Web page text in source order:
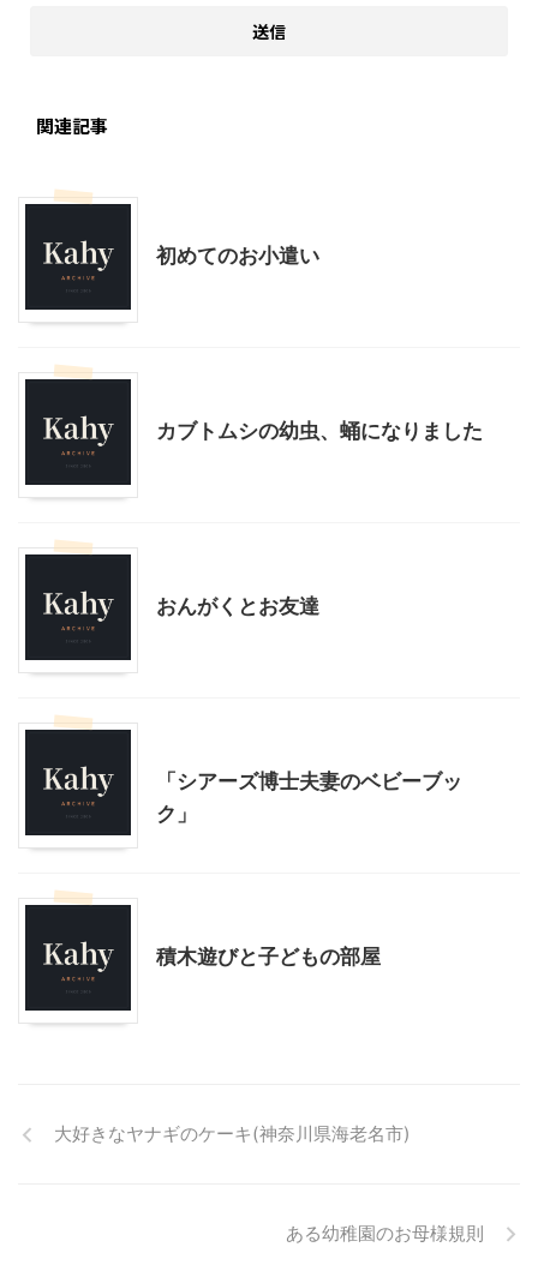
関連記事
初めてのお小遣い
カブトムシの幼虫、蛹になりました
おんがくとお友達
「シアーズ博士夫妻のベビーブッ
ク」
積木遊びと子どもの部屋
大好きなヤナギのケーキ(神奈川県海老名市)
ある幼稚園のお母様規則